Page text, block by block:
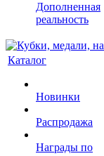
Дополненная
реальность
Каталог
Новинки
Распродажа
Награды по